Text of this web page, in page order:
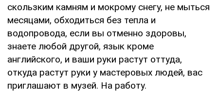
скользким камням и мокрому снегу, не мыться
месяцами, обходиться без тепла и
водопровода, если вы отменно здоровы,
знаете любой другой, язык кроме
английского, и ваши руки растут оттуда,
откуда растут руки у мастеровых людей, вас
приглашают в музей. На работу.